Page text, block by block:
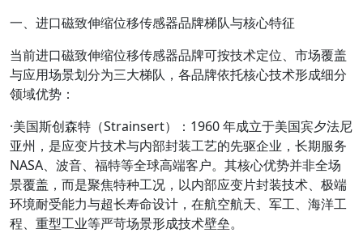
一、进口磁致伸缩位移传感器品牌梯队与核心特征
当前进口磁致伸缩位移传感器品牌可按技术定位、市场覆盖
与应用场景划分为三大梯队，各品牌依托核心技术形成细分
领域优势：
·美国斯创森特（Strainsert）
：1960 年成立于美国宾夕法尼
亚州，是应变片技术与内部封装工艺的先驱企业，长期服务
NASA、波音、福特等全球高端客户。其核心优势并非全场
景覆盖，而是聚焦特种工况，以内部应变片封装技术、极端
环境耐受能力与超长寿命设计，在航空航天、军工、海洋工
程、重型工业等严苛场景形成技术壁垒。